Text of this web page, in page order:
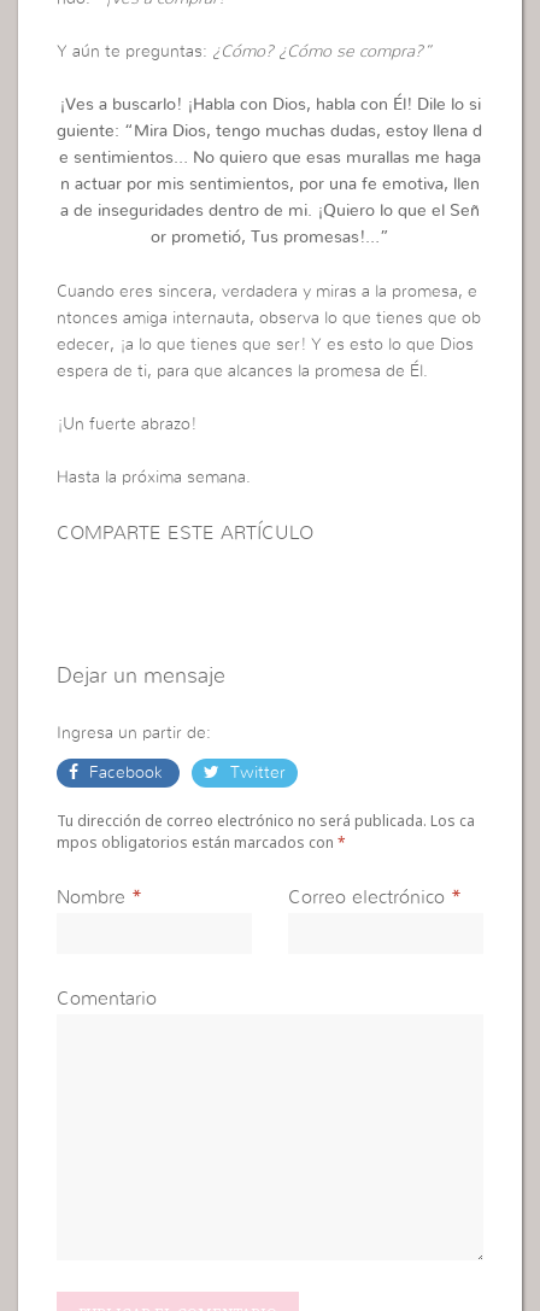
Y aún te preguntas: ¿Cómo? ¿Cómo se compra?”
¡Ves a buscarlo! ¡Habla con Dios, habla con Él! Dile lo si
guiente: “Mira Dios, tengo muchas dudas, estoy llena d
e sentimientos… No quiero que esas murallas me haga
n actuar por mis sentimientos, por una fe emotiva, llen
a de inseguridades dentro de mi. ¡Quiero lo que el Señ
or prometió, Tus promesas!…”
Cuando eres sincera, verdadera y miras a la promesa, e
ntonces amiga internauta, observa lo que tienes que ob
edecer, ¡a lo que tienes que ser! Y es esto lo que Dios
espera de ti, para que alcances la promesa de Él.
¡Un fuerte abrazo!
Hasta la próxima semana.
COMPARTE ESTE ARTÍCULO
Dejar un mensaje
Ingresa un partir de:
Facebook Twitter
Tu dirección de correo electrónico no será publicada. Los ca
mpos obligatorios están marcados con*
Nombre * Correo electrónico *
Comentario